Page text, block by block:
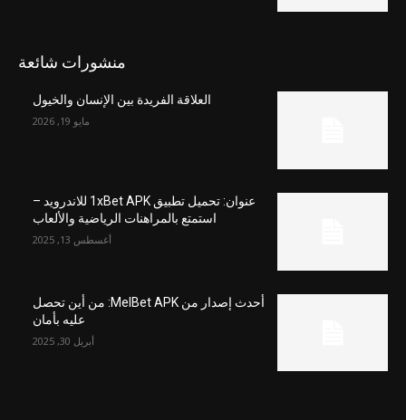
منشورات شائعة
العلاقة الفريدة بين الإنسان والخيول
مايو 19, 2026
عنوان: تحميل تطبيق 1xBet APK للاندرويد –
استمتع بالمراهنات الرياضية والألعاب
أغسطس 13, 2025
أحدث إصدار من MelBet APK: من أين تحصل
عليه بأمان
أبريل 30, 2025